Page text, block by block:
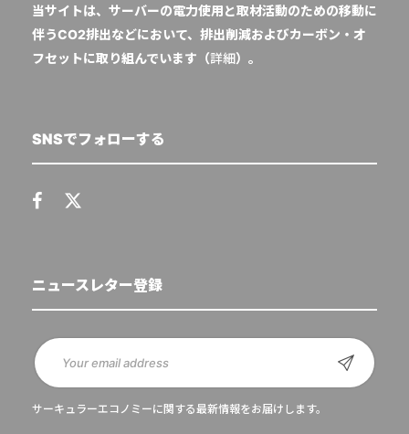
当サイトは、サーバーの電力使用と取材活動のための移動に
伴うCO2排出などにおいて、排出削減およびカーボン・オ
フセットに取り組んでいます（詳細）。
SNSでフォローする
ニュースレター登録
サーキュラーエコノミーに関する最新情報をお届けします。